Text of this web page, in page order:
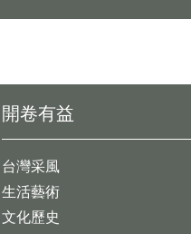
開卷有益
台灣采風
生活藝術
文化歷史